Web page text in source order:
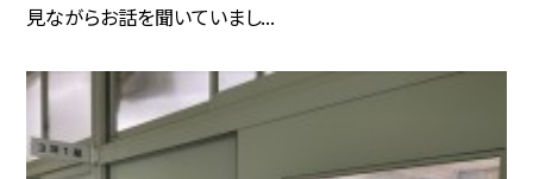
見ながらお話を聞いていまし...